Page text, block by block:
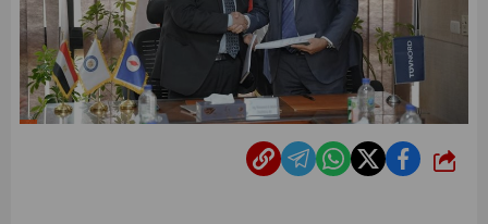
شارك